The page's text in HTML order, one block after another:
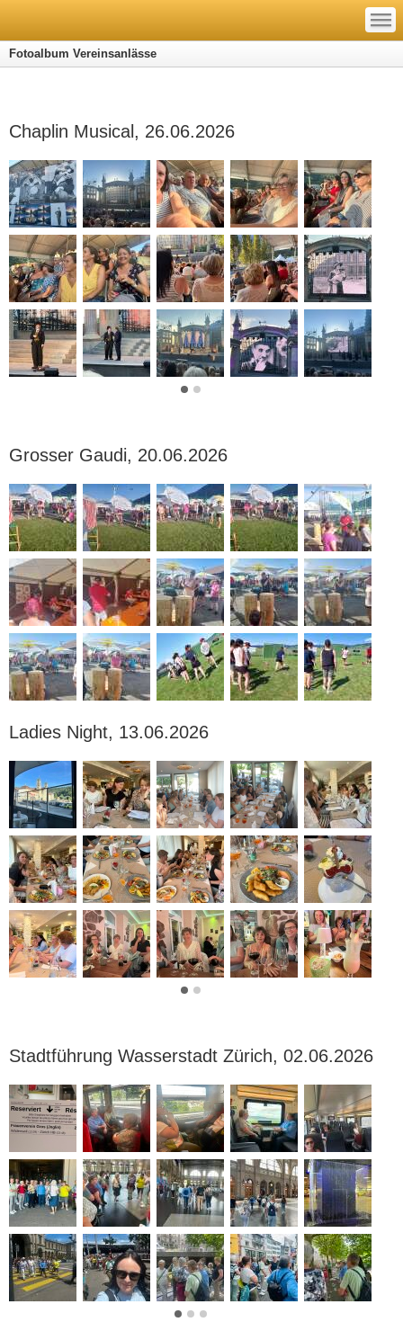
—
—
—
Fotoalbum Vereinsanlässe
Chaplin Musical, 26.06.2026
Grosser Gaudi, 20.06.2026
Ladies Night, 13.06.2026
Stadtführung Wasserstadt Zürich, 02.06.2026